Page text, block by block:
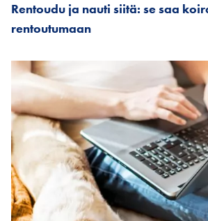
Rentoudu ja nauti siitä: se saa
rentoutumaan